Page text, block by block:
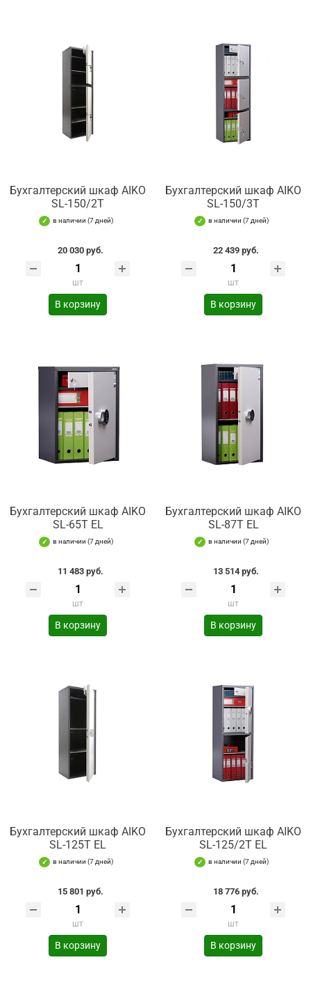
Бухгалтерский шкаф AIKO
SL-150/2Т
в наличии (7 дней)
20 030 руб.
шт
В корзину
Бухгалтерский шкаф AIKO
SL-150/3Т
в наличии (7 дней)
22 439 руб.
шт
В корзину
Бухгалтерский шкаф AIKO
SL-65Т EL
в наличии (7 дней)
11 483 руб.
шт
В корзину
Бухгалтерский шкаф AIKO
SL-87Т EL
в наличии (7 дней)
13 514 руб.
шт
В корзину
Бухгалтерский шкаф AIKO
SL-125Т EL
в наличии (7 дней)
15 801 руб.
шт
В корзину
Бухгалтерский шкаф AIKO
SL-125/2Т EL
в наличии (7 дней)
18 776 руб.
шт
В корзину